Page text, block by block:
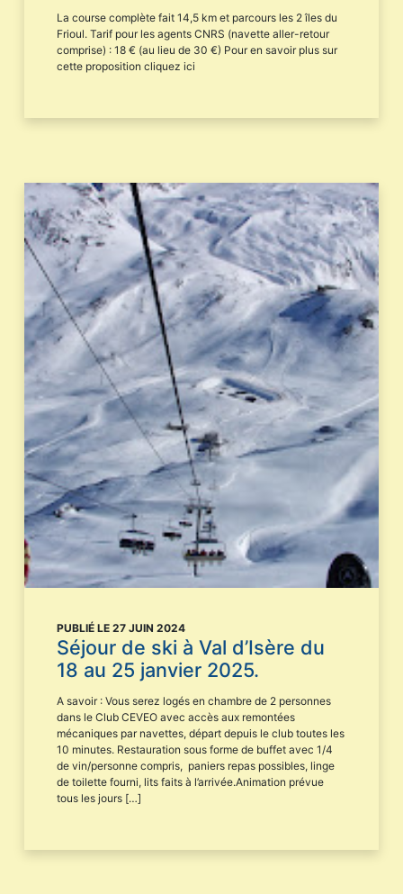
La course complète fait 14,5 km et parcours les 2 îles du
Frioul. Tarif pour les agents CNRS (navette aller-retour
comprise) : 18 € (au lieu de 30 €) Pour en savoir plus sur
cette proposition cliquez ici
PUBLIÉ LE 27 JUIN 2024
Séjour de ski à Val d’Isère du
18 au 25 janvier 2025.
A savoir : Vous serez logés en chambre de 2 personnes
dans le Club CEVEO avec accès aux remontées
mécaniques par navettes, départ depuis le club toutes les
10 minutes. Restauration sous forme de buffet avec 1/4
de vin/personne compris, paniers repas possibles, linge
de toilette fourni, lits faits à l’arrivée.Animation prévue
tous les jours […]